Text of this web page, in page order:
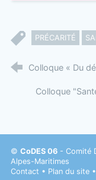
PRÉCARITÉ
Colloque « Du
Colloque
© CoDES 06- Comité
Alpes-Maritimes
Contact • Plan du site•